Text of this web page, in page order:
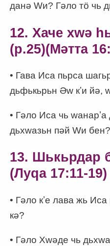
данә Wи? Гәло тӧ чь
12. Хаче хwә
(p.25)(Мәтта
• Гава Иса пьрса
дьфькьрьн Әw кʼи йә,
• Гәло Иса чь
дьхwазьн пәй Wи бен?
13. Шькьрдар
(Луqа 17:11-19)
• Гәло кʼе лава жь
кә?
• Гәло Хwәде чь